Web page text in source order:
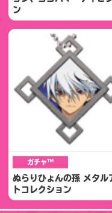
ン
ガチャ™
ぬらりひょんの孫 メタル
トコレクション